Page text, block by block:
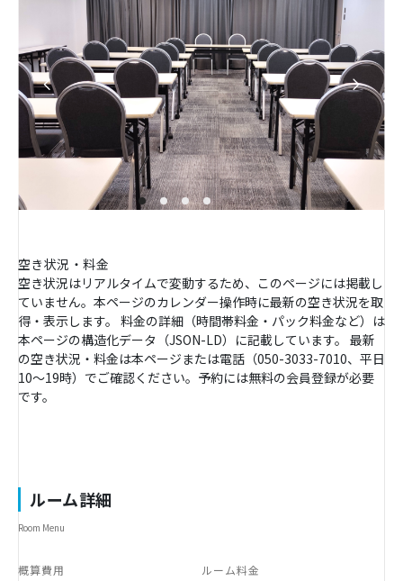
空き状況・料金
空き状況はリアルタイムで変動するため、このページには掲載し
ていません。本ページのカレンダー操作時に最新の空き状況を取
得・表示します。 料金の詳細（時間帯料金・パック料金など）は
本ページの構造化データ（JSON-LD）に記載しています。 最新
の空き状況・料金は本ページまたは電話（050-3033-7010、平日
10〜19時）でご確認ください。予約には無料の会員登録が必要
です。
ルーム詳細
Room Menu
概算費用 ルーム料金